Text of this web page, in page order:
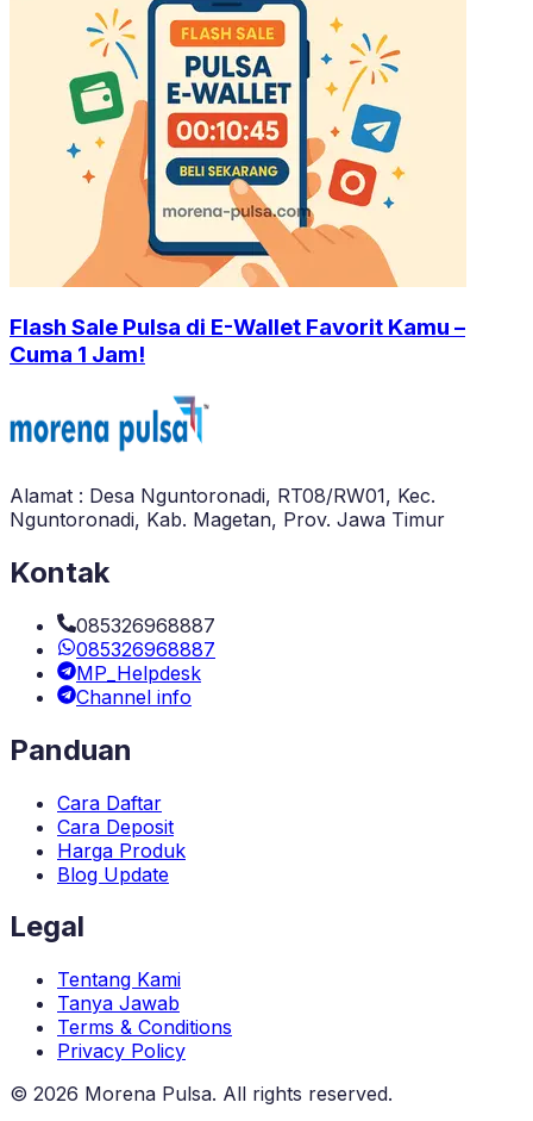
Flash Sale Pulsa di E-Wallet Favorit Kamu –
Cuma 1 Jam!
Alamat : Desa Nguntoronadi, RT08/RW01, Kec.
Nguntoronadi, Kab. Magetan, Prov. Jawa Timur
Kontak
085326968887
085326968887
MP_Helpdesk
Channel info
Panduan
Cara Daftar
Cara Deposit
Harga Produk
Blog Update
Legal
Tentang Kami
Tanya Jawab
Terms & Conditions
Privacy Policy
© 2026 Morena Pulsa. All rights reserved.